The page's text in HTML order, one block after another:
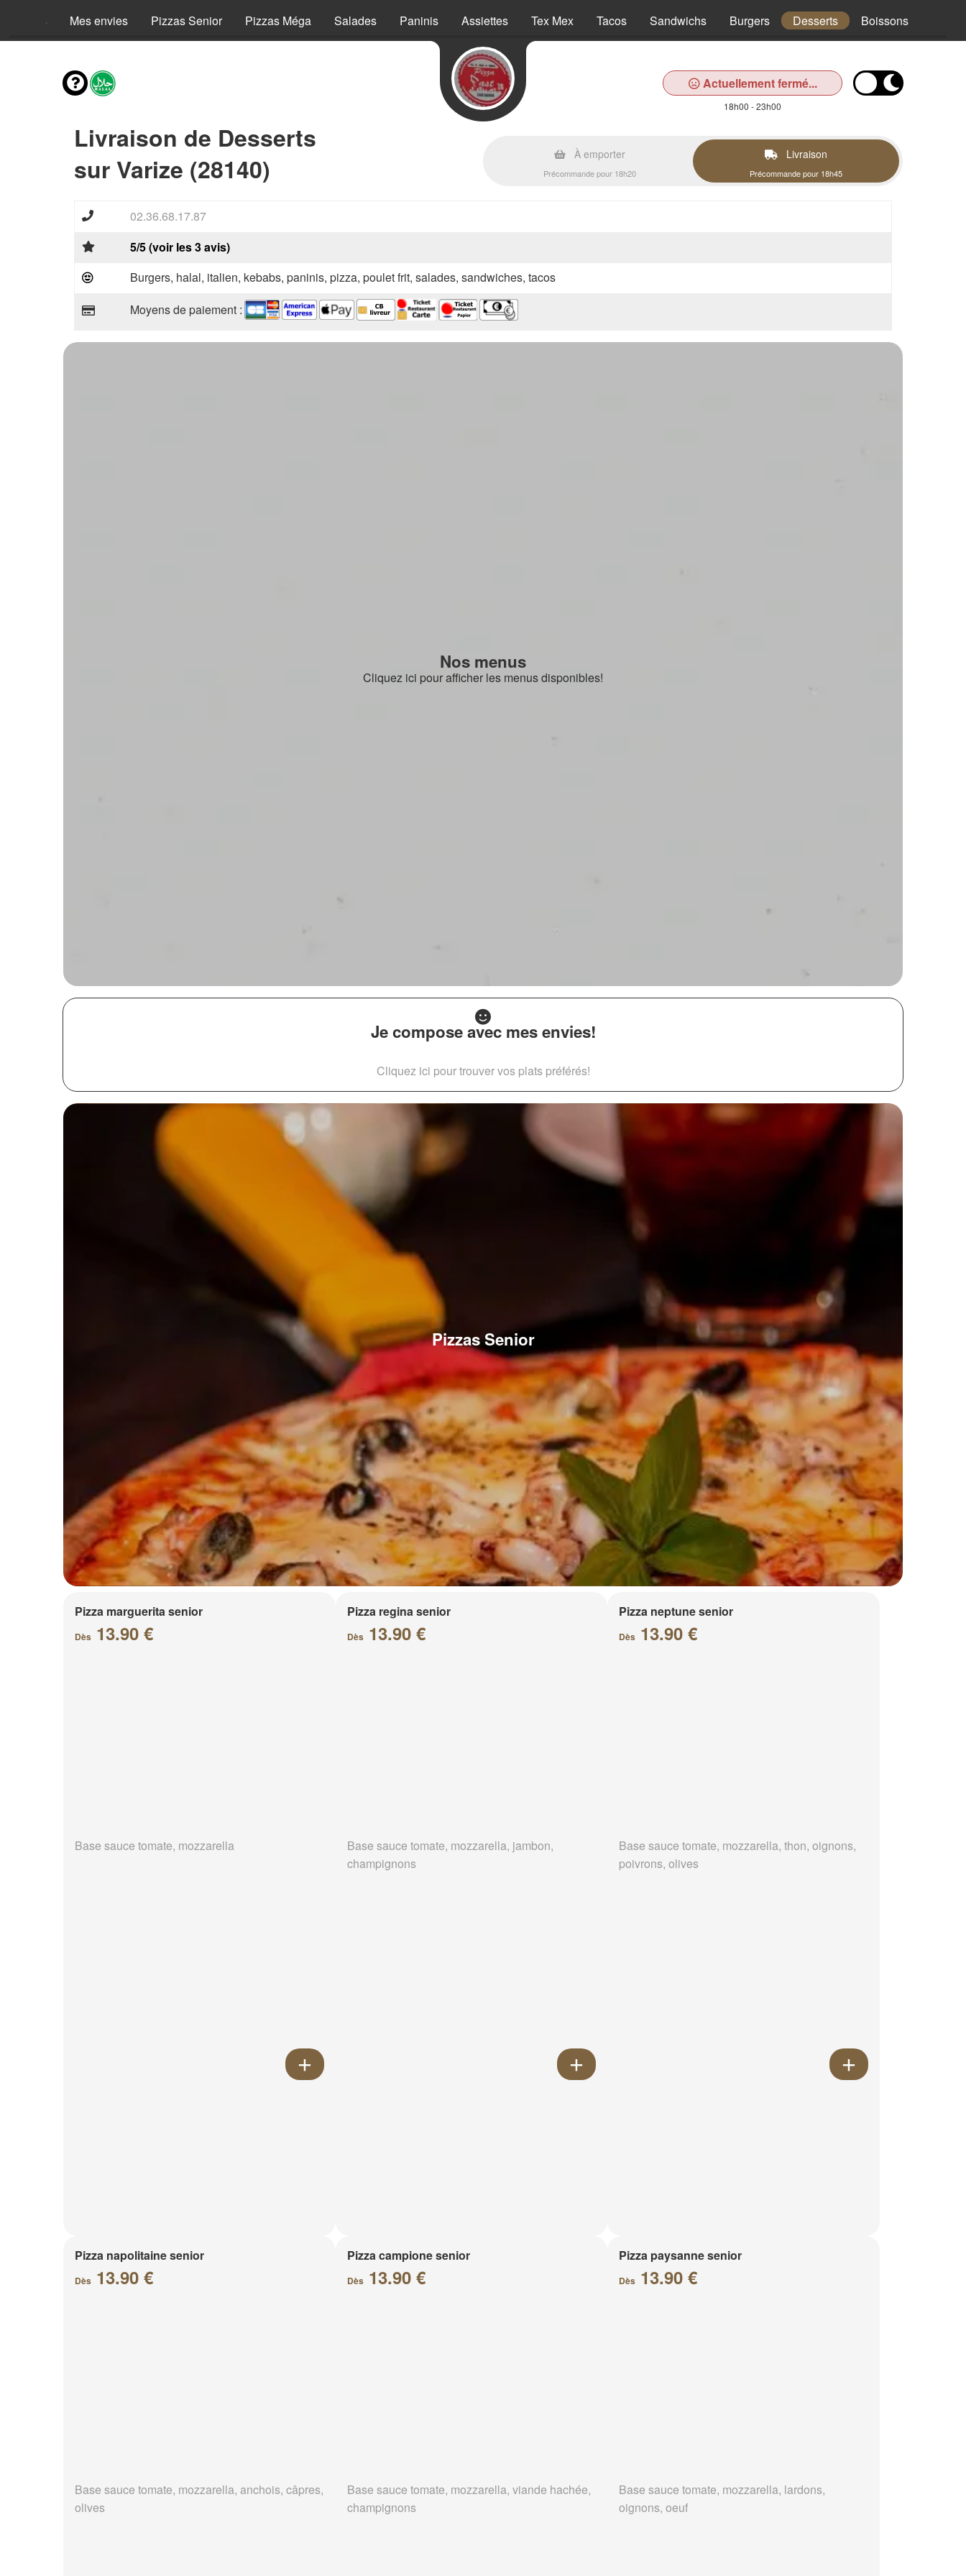
Menus Mes envies Pizzas Senior Pizzas Méga Salades Paninis Assiettes Tex Mex Tacos Sandwichs Burgers Desserts Boissons
Actuellement fermé...
18h00 - 23h00
Livraison de Desserts
sur Varize (28140)
À emporter
Précommande pour 18h20
Livraison
Précommande pour 18h45
02.36.68.17.87
5/5 (voir les 3 avis)
Burgers, halal, italien, kebabs, paninis, pizza, poulet frit, salades, sandwiches, tacos
Moyens de paiement :
Nos menus
Cliquez ici pour afficher les menus disponibles!
Je compose avec mes envies!
Cliquez ici pour trouver vos plats préférés!
Pizzas Senior
Pizza marguerita senior
Dès 13.90 €
Base sauce tomate, mozzarella
Pizza regina senior
Dès 13.90 €
Base sauce tomate, mozzarella, jambon,
champignons
Pizza neptune senior
Dès 13.90 €
Base sauce tomate, mozzarella, thon, oignons,
poivrons, olives
Pizza napolitaine senior
Dès 13.90 €
Base sauce tomate, mozzarella, anchois, câpres,
olives
Pizza campione senior
Dès 13.90 €
Base sauce tomate, mozzarella, viande hachée,
champignons
Pizza paysanne senior
Dès 13.90 €
Base sauce tomate, mozzarella, lardons,
oignons, oeuf